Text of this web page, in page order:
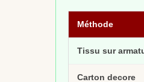
Méthode
Tissu sur
Carton decore